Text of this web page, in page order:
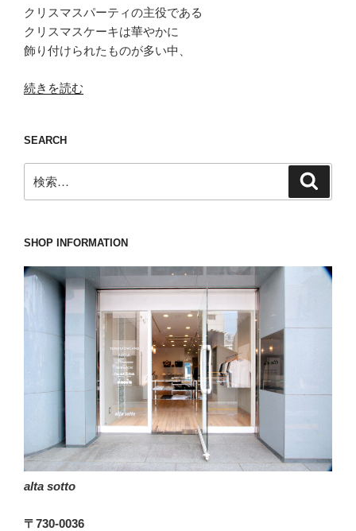
クリスマスパーティの主役である
クリスマスケーキは華やかに
飾り付けられたものが多い中、
“動
鈍
い
イ
チ
シ
ア
ペ
ジ
苦
し
す。”
の
続きを読む
SEARCH
索:
SHOP INFORMATION
alta sotto
〒730-0036